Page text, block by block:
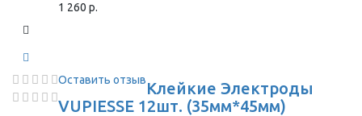
1 260 р.
Оставить отзывКлейкие Электроды
VUPIESSE 12шт. (35мм*45мм)